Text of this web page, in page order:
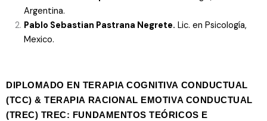
Argentina.
Pablo Sebastian Pastrana Negrete. Lic. en Psicología,
Mexico.
DIPLOMADO EN TERAPIA COGNITIVA CONDUCTUAL
(TCC) & TERAPIA RACIONAL EMOTIVA CONDUCTUAL
(TREC) TREC: FUNDAMENTOS TEÓRICOS E